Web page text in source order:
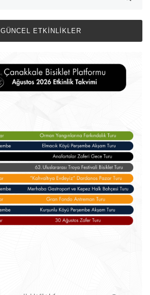
GÜNCEL ETKINLIKLER